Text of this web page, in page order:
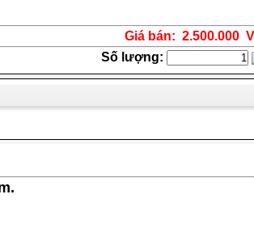
Giá bán: 2.500.000
Số lượng: